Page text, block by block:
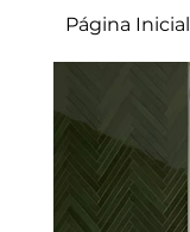
Página Inicial